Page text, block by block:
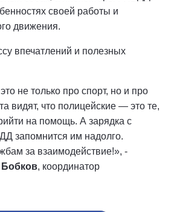
своей работы и
движения.
впечатлений и полезных
не только про спорт, но и про
видят, что полицейские — это те,
на помощь. А зарядка с
запомнится им надолго.
за взаимодействие!», -
, координатор